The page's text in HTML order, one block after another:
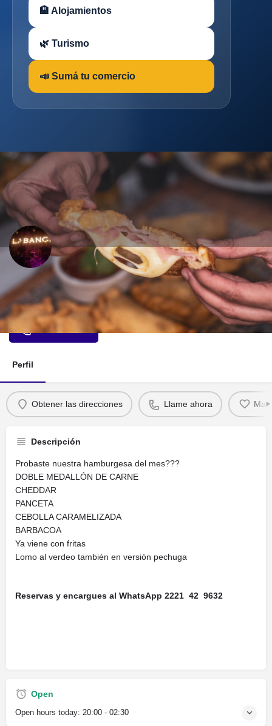
🏨 Alojamientos
🌿 Turismo
📣 Sumá tu comercio
Restaurant La Banca
Lo mejor en la noche de la Ciudad
Llama ahora
Perfil
Obtener las direcciones Llame ahora
Descripción
Probaste nuestra hamburgesa del mes???
DOBLE MEDALLÓN DE CARNE
CHEDDAR
PANCETA
CEBOLLA CARAMELIZADA
BARBACOA
Ya viene con fritas
Lomo al verdeo también en versión pechuga
Reservas y encargues al WhatsApp 2221 42 9632
Open
Open hours today: 20:00 - 02:30